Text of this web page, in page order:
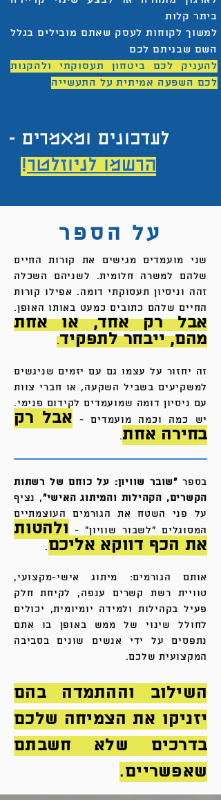
ביתר קלות
למשוך לקוחות לעסק שאתם מובילים בגלל
השם שבניתם לכם
להעניק לכם ביטחון תעסוקתי ולהקנות
לכם השפעה אמיתית על התעשייה
לעדכונים ומאמרים -
הרשמו לניוזלטר!
על הספר
שני מועמדים מגישים את קורות החיים
שלהם למשרה חלומית. לשניהם השכלה
זהה וניסיון תעסוקתי דומה. אפילו קורות
החיים שלהם כתובים כמעט באותו האופן.
אבל רק אחד, או אחת
מהם, ייבחר לתפקיד.
זה יחזור על עצמו גם עם יזמים שניגשים
למשקיעים בשביל השקעה, או חברי צוות
עם ניסיון דומה שמועמדים לקידום פנימי.
יש כמה וכמה מועמדים - אבל רק
בחירה אחת.
בספר״שובר שוויון: על כוחם של רשתות
הקשרים, הקהילות והמיתוג האישי״, נציף
על פני השטח את הגורמים העוצמתיים
המסוגלים ״לשבור שוויון״ - ולהטות
את הכף דווקא אליכם.
אותם הגורמים: מיתוג אישי-מקצועי,
טוויית רשת קשרים ענפה, לקיחת חלק
פעיל בקהילות ולמידה יומיומית, יכולים
לחולל שינוי של ממש באופן בו אתם
נתפסים על ידי אנשים שונים בסביבה
המקצועית שלכם.
השילוב וההתמדה בהם
יזניקו את הצמיחה שלכם
בדרכים שלא חשבתם
שאפשריים.